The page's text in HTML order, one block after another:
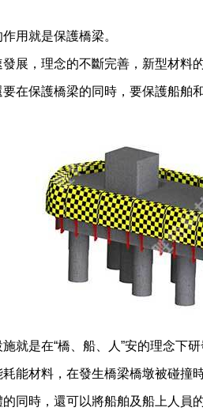
用就是保護橋梁。
展，理念的不斷完善，新型材料
在保護橋梁的同時，要保護船舶
就是在“橋、船、人”安的理念下
能材料，在發生橋梁橋墩被碰撞
同時，還可以將船舶及船上人員